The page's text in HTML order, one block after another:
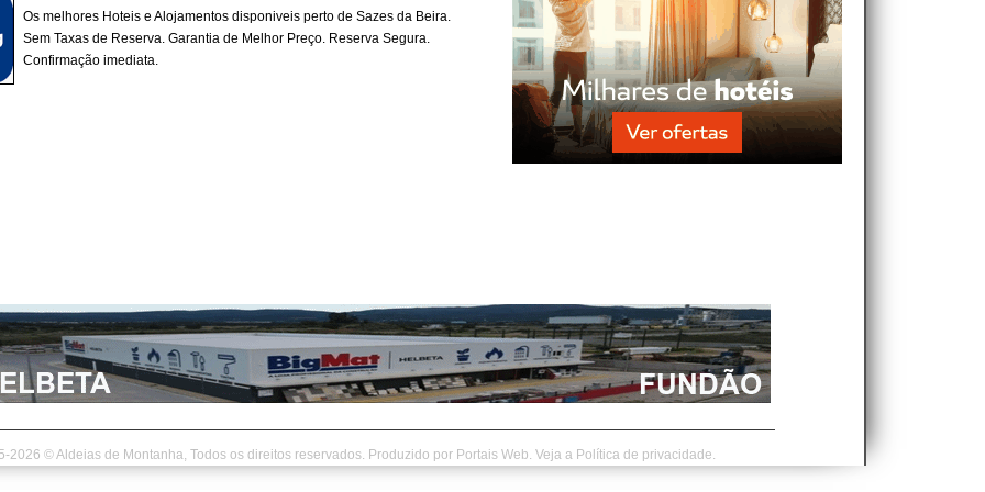
Os melhores Hoteis e Alojamentos disponiveis perto de Sazes da Beira.
Sem Taxas de Reserva. Garantia de Melhor Preço. Reserva Segura.
Confirmação imediata.
2026 © Aldeias de Montanha, Todos os direitos reservados. Produzido por Portais Web. Veja a Política de privacidade.